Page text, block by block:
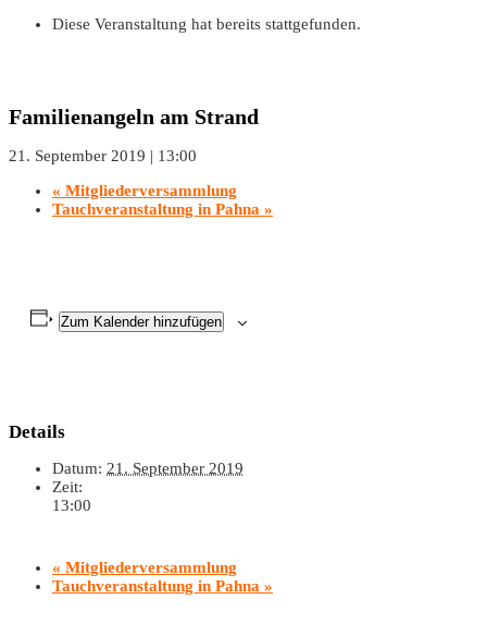
Diese Veranstaltung hat bereits stattgefunden.
Familienangeln am Strand
21. September 2019 | 13:00
« Mitgliederversammlung
Tauchveranstaltung in Pahna »
Zum Kalender hinzufügen
Details
Datum: 21. September 2019
Zeit:
13:00
« Mitgliederversammlung
Tauchveranstaltung in Pahna »